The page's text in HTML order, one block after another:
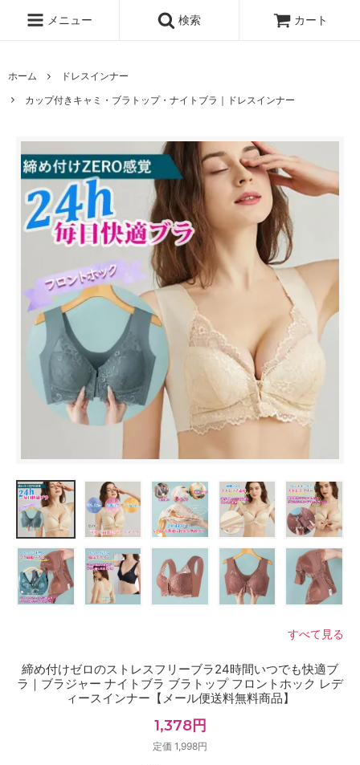
メニュー 検索 カート
ホーム
ドレスインナー
カップ付きキャミ・ブラトップ・ナイトブラ｜ドレスインナー
すべて見る
締め付けゼロのストレスフリーブラ24時間いつでも快適ブ
ラ｜ブラジャー ナイトブラ ブラトップ フロントホック レデ
ィースインナー【メール便送料無料商品】
1,378円
定価 1,998円